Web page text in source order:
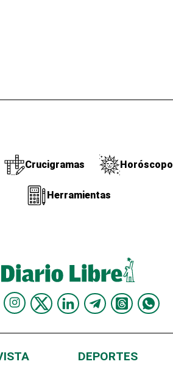
Crucigramas Horóscopo
Herramientas
DEPORTES